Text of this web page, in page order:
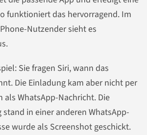
funktioniert das hervorragend. Im
Nutzender sieht es
Sie fragen Siri, wann das
Die Einladung kam aber nicht per
als WhatsApp-Nachricht. Die
in einer anderen WhatsApp-
wurde als Screenshot geschickt.